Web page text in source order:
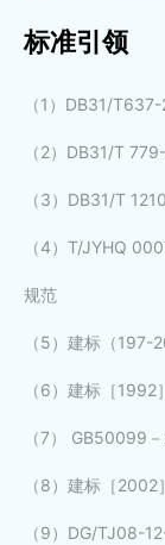
标准引领
（1）DB31/
（2）DB31/T
（3）DB31/T
（4）T/JYHQ
规范
（5）建标（197-
（6）建标［
（7） GB50099
（8）建标［2002
（9）DG/TJ08-